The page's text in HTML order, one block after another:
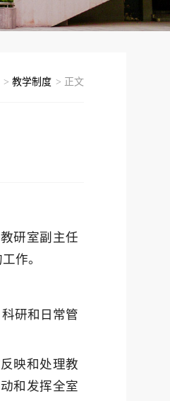
> 教学制度 > 正文
研室副主任
作。
研和日常管
映和处理教
和发挥全室